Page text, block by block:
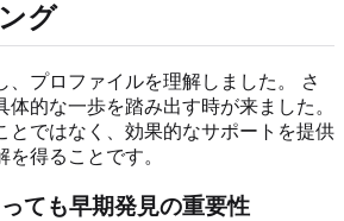
グ
、プロファイルを理解しました。 さ
的な一歩を踏み出す時が来ました。
とではなく、効果的なサポートを提供
得ることです。
ても早期発見の重要性